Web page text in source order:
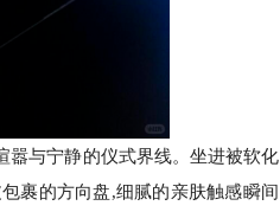
嚣与宁静的仪式界线。坐进被软化
裹的方向盘,细腻的亲肤触感瞬间